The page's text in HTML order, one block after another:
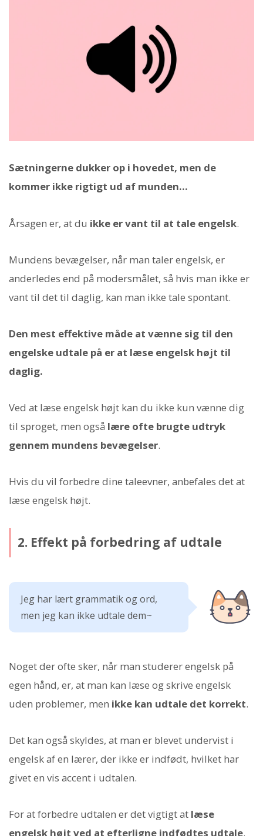
Sætningerne dukker op i hovedet, men de
kommer ikke rigtigt ud af munden...
Årsagen er, at du ikke er vant til at tale engelsk.
Mundens bevægelser, når man taler engelsk, er
anderledes end på modersmålet, så hvis man ikke er
vant til det til daglig, kan man ikke tale spontant.
Den mest effektive måde at vænne sig til den
engelske udtale på er at læse engelsk højt til
daglig.
Ved at læse engelsk højt kan du ikke kun vænne dig
til sproget, men også lære ofte brugte udtryk
gennem mundens bevægelser.
Hvis du vil forbedre dine taleevner, anbefales det at
læse engelsk højt.
2. Effekt på forbedring af udtale
Jeg har lært grammatik og ord,
men jeg kan ikke udtale dem~
Noget der ofte sker, når man studerer engelsk på
egen hånd, er, at man kan læse og skrive engelsk
uden problemer, men ikke kan udtale det korrekt.
Det kan også skyldes, at man er blevet undervist i
engelsk af en lærer, der ikke er indfødt, hvilket har
givet en vis accent i udtalen.
For at forbedre udtalen er det vigtigt at læse
engelsk højt ved at efterligne indfødtes udtale.